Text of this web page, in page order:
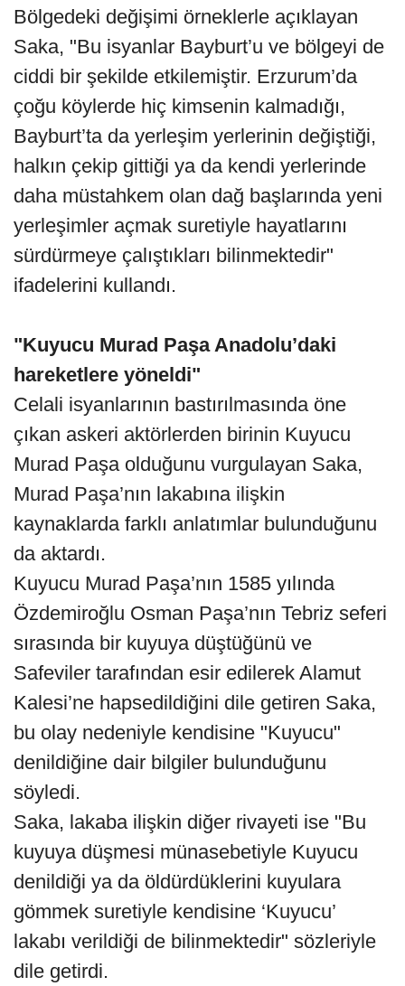
Bölgedeki değişimi örneklerle açıklayan
Saka, "Bu isyanlar Bayburt’u ve bölgeyi de
ciddi bir şekilde etkilemiştir. Erzurum’da
çoğu köylerde hiç kimsenin kalmadığı,
Bayburt’ta da yerleşim yerlerinin değiştiği,
halkın çekip gittiği ya da kendi yerlerinde
daha müstahkem olan dağ başlarında yeni
yerleşimler açmak suretiyle hayatlarını
sürdürmeye çalıştıkları bilinmektedir"
ifadelerini kullandı.
"Kuyucu Murad Paşa Anadolu’daki
hareketlere yöneldi"
Celali isyanlarının bastırılmasında öne
çıkan askeri aktörlerden birinin Kuyucu
Murad Paşa olduğunu vurgulayan Saka,
Murad Paşa’nın lakabına ilişkin
kaynaklarda farklı anlatımlar bulunduğunu
da aktardı.
Kuyucu Murad Paşa’nın 1585 yılında
Özdemiroğlu Osman Paşa’nın Tebriz seferi
sırasında bir kuyuya düştüğünü ve
Safeviler tarafından esir edilerek Alamut
Kalesi’ne hapsedildiğini dile getiren Saka,
bu olay nedeniyle kendisine "Kuyucu"
denildiğine dair bilgiler bulunduğunu
söyledi.
Saka, lakaba ilişkin diğer rivayeti ise "Bu
kuyuya düşmesi münasebetiyle Kuyucu
denildiği ya da öldürdüklerini kuyulara
gömmek suretiyle kendisine ‘Kuyucu’
lakabı verildiği de bilinmektedir" sözleriyle
dile getirdi.